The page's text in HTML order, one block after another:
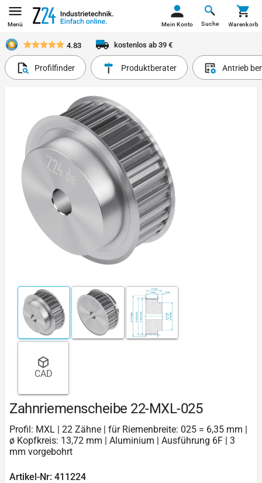
Menü Suche
Mein Konto Warenkorb
4.83 kostenlos ab 39 €
Profilfinder Produktberater Antrieb
CAD
Zahnriemenscheibe 22-MXL-025
Profil: MXL | 22 Zähne | für Riemenbreite: 025 = 6,35 mm |
ø Kopfkreis: 13,72 mm | Aluminium | Ausführung 6F | 3
mm vorgebohrt
Artikel-Nr: 411224